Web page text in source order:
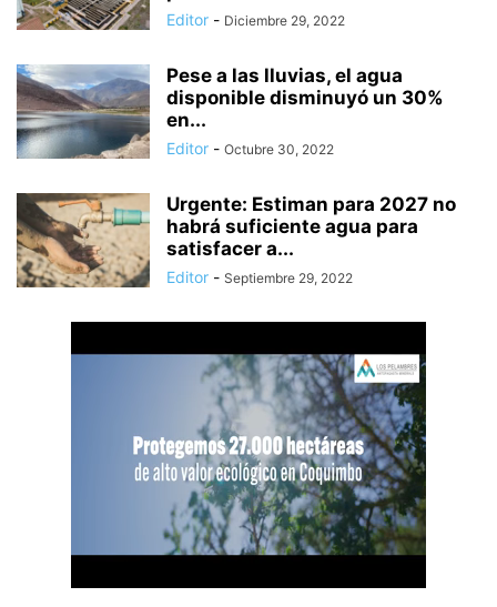
Editor - Diciembre 29, 2022
Pese a las lluvias, el agua
disponible disminuyó un 30%
en...
Editor - Octubre 30, 2022
Urgente: Estiman para 2027 no
habrá suficiente agua para
satisfacer a...
Editor - Septiembre 29, 2022